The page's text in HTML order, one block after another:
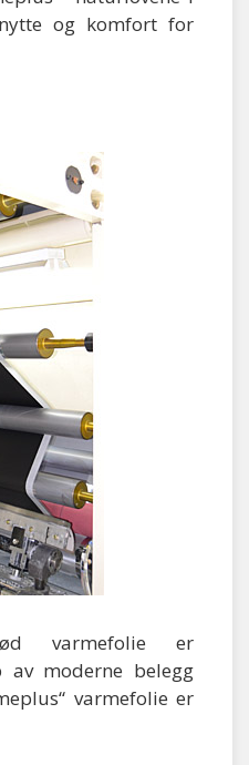
og komfort for
varmefolie er
moderne belegg
varmefolie er